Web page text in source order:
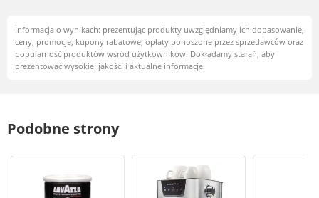
Informacja o wynikach: prezentując produkty uwzględniamy ich dopasowanie,
ceny, promocje, kupony rabatowe, opłaty ponoszone przez sprzedawców oraz
popularność produktów wśród użytkowników. Dokładamy starań, aby
prezentować wysokiej jakości i aktualne informacje.
Podobne strony